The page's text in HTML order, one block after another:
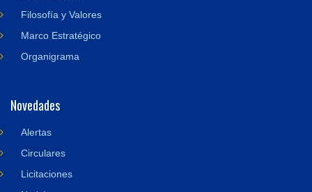
Filosofía y Valores
Marco Estratégico
Organigrama
Novedades
Alertas
Circulares
Licitaciones